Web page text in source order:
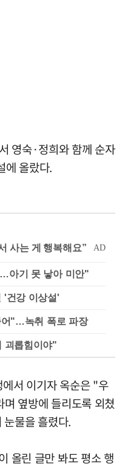
영숙·정희와 함께 순자
에 올랐다.
아기 못 낳아 미안"
건강 이상설'
"…녹취 폭로 파장
괴롭힘이야"
서 이기자 옥순은 "우
옆방에 들리도록 외쳤
물을 흘렸다.
올린 글만 봐도 평소 행